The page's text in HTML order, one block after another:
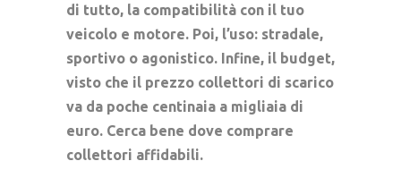
di tutto, la compatibilità con il tuo
veicolo e motore. Poi, l’uso: stradale,
sportivo o agonistico. Infine, il budget,
visto che il prezzo collettori di scarico
va da poche centinaia a migliaia di
euro. Cerca bene dove comprare
collettori affidabili.